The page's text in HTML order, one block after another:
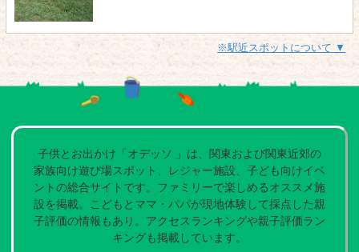
※駅近スポットについて ▼
子供とお出かけ「オデッソ 」は、関東および関東近郊の
家族向け遊び場スポット、レジャー施設、子ども向けイベ
ントの総合サイトです。ファミリーで楽しめるオススメ施
設を掲載。こどもとママ・パパが現地体験して採点した親
子評価の情報もあり。アクセスランキングや親子評価ラン
キングも掲載しています。